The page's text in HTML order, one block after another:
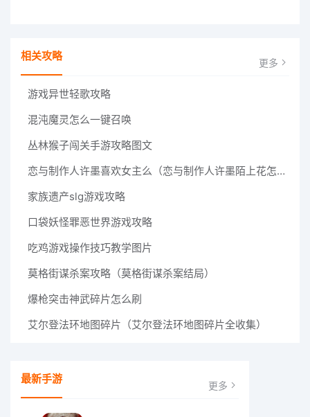
相关攻略 更多
游戏异世轻歌攻略
混沌魔灵怎么一键召唤
丛林猴子闯关手游攻略图文
恋与制作人许墨喜欢女主么（恋与制作人许墨陌上花怎么样）
家族遗产slg游戏攻略
口袋妖怪罪恶世界游戏攻略
吃鸡游戏操作技巧教学图片
莫格街谋杀案攻略（莫格街谋杀案结局）
爆枪突击神武碎片怎么刷
艾尔登法环地图碎片（艾尔登法环地图碎片全收集）
最新手游 更多